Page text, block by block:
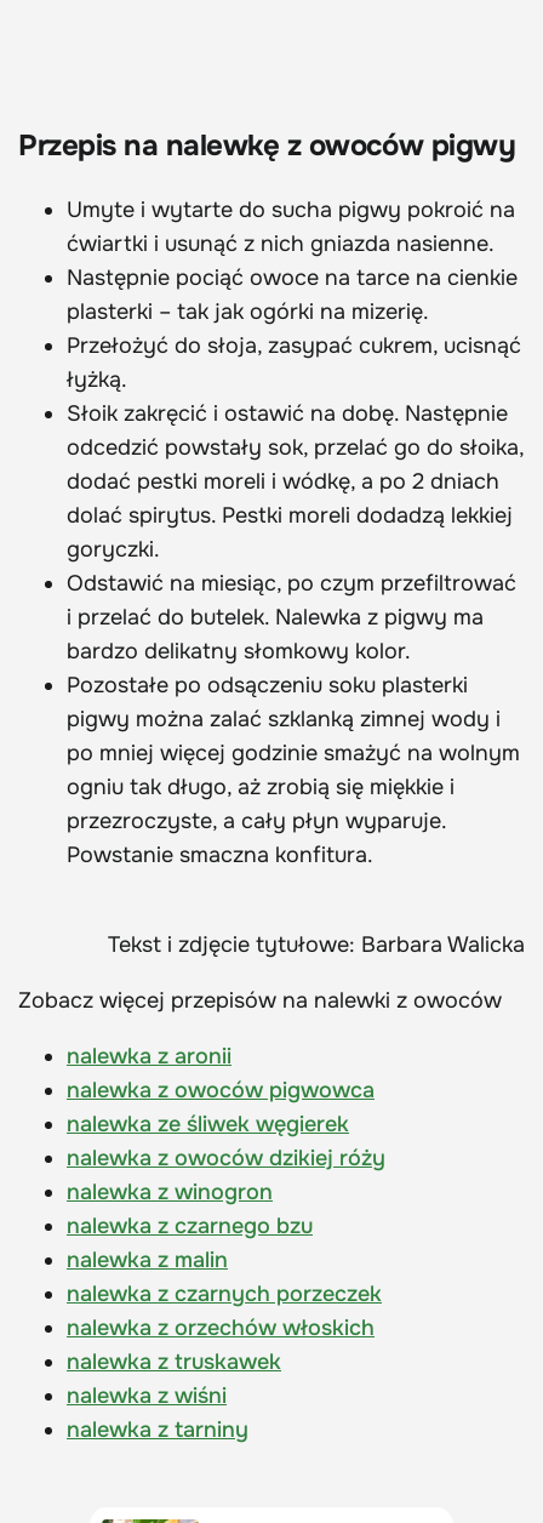
Przepis na nalewkę z owoców pigwy
Umyte i wytarte do sucha pigwy pokroić na
ćwiartki i usunąć z nich gniazda nasienne.
Następnie pociąć owoce na tarce na cienkie
plasterki – tak jak ogórki na mizerię.
Przełożyć do słoja, zasypać cukrem, ucisnąć
łyżką.
Słoik zakręcić i ostawić na dobę. Następnie
odcedzić powstały sok, przelać go do słoika,
dodać pestki moreli i wódkę, a po 2 dniach
dolać spirytus. Pestki moreli dodadzą lekkiej
goryczki.
Odstawić na miesiąc, po czym przefiltrować
i przelać do butelek. Nalewka z pigwy ma
bardzo delikatny słomkowy kolor.
Pozostałe po odsączeniu soku plasterki
pigwy można zalać szklanką zimnej wody i
po mniej więcej godzinie smażyć na wolnym
ogniu tak długo, aż zrobią się miękkie i
przezroczyste, a cały płyn wyparuje.
Powstanie smaczna konfitura.
Tekst i zdjęcie tytułowe: Barbara Walicka
Zobacz więcej przepisów na nalewki z owoców
nalewka z aronii
nalewka z owoców pigwowca
nalewka ze śliwek węgierek
nalewka z owoców dzikiej róży
nalewka z winogron
nalewka z czarnego bzu
nalewka z malin
nalewka z czarnych porzeczek
nalewka z orzechów włoskich
nalewka z truskawek
nalewka z wiśni
nalewka z tarniny